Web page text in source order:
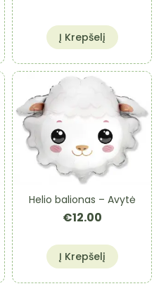
Į Krepšelį
Helio balionas – Avytė
€12.00
Į Krepšelį